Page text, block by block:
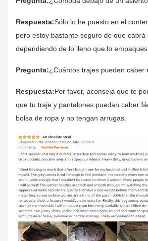
Respuesta:Sólo lo he puesto en el
pero estoy bastante seguro de que
dependiendo de lo lleno que lo empaques.
Pregunta:¿Cuántos trajes pueden caber
Respuesta:Por favor, aconseja que te
que tu traje y pantalones puedan caber
bolsa de ropa y no tengan arrugas.